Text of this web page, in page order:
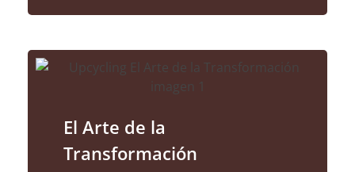
El Arte de la
Transformación